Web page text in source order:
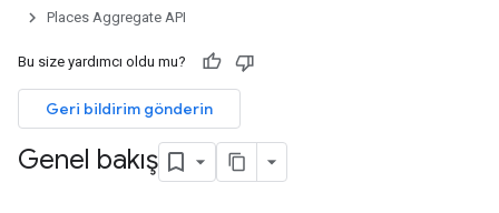
Places Aggregate API
Bu size yardımcı oldu mu?
Geri bildirim gönderin
Genel bakış